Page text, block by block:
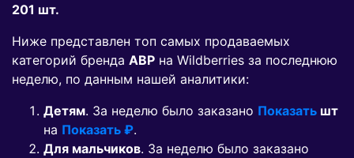
201 шт.
Ниже представлен топ самых продаваемых
категорий бренда АВР на Wildberries за последнюю
неделю, по данным нашей аналитики:
Детям. За неделю было заказано Показать шт
на Показать ₽.
Для мальчиков. За неделю было заказано